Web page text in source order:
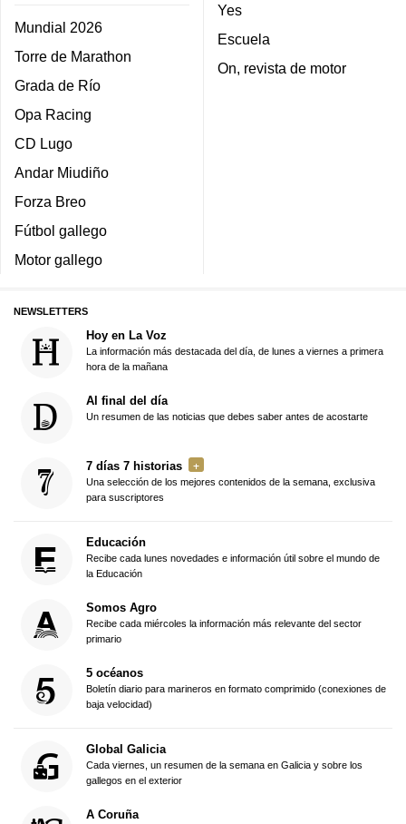
Mundial 2026
Torre de Marathon
Grada de Río
Opa Racing
CD Lugo
Andar Miudiño
Forza Breo
Fútbol gallego
Motor gallego
Yes
Escuela
On, revista de motor
NEWSLETTERS
Hoy en La Voz
La información más destacada del día, de lunes a viernes a primera
hora de la mañana
Al final del día
Un resumen de las noticias que debes saber antes de acostarte
7 días 7 historias
Una selección de los mejores contenidos de la semana, exclusiva
para suscriptores
Educación
Recibe cada lunes novedades e información útil sobre el mundo de
la Educación
Somos Agro
Recibe cada miércoles la información más relevante del sector
primario
5 océanos
Boletín diario para marineros en formato comprimido (conexiones de
baja velocidad)
Global Galicia
Cada viernes, un resumen de la semana en Galicia y sobre los
gallegos en el exterior
A Coruña